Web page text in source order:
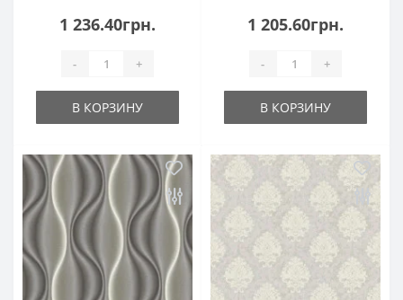
1 236.40грн.
- +
В КОРЗИНУ
1 205.60грн.
- +
В КОРЗИНУ